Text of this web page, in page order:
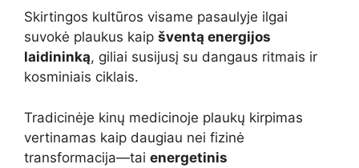
Skirtingos kultūros visame pasaulyje ilgai
suvokė plaukus kaip šventą energijos
laidininką, giliai susijusį su dangaus ritmais ir
kosminiais ciklais.
Tradicinėje kinų medicinoje plaukų kirpimas
vertinamas kaip daugiau nei fizinė
transformacija—tai energetinis